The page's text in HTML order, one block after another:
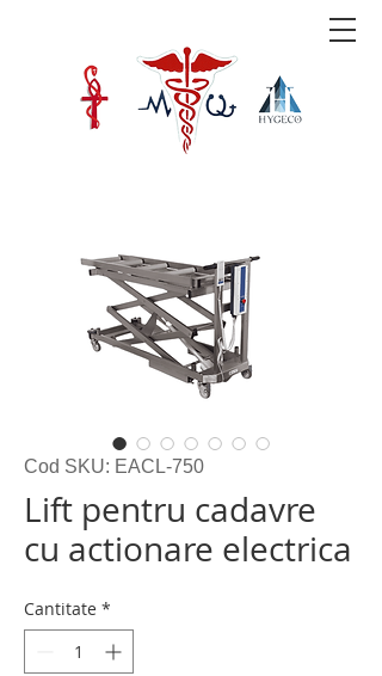
Cod SKU: EACL-750
Lift pentru cadavre
cu actionare electrica
Cantitate *